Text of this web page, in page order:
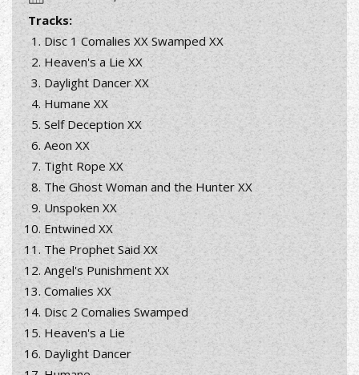
Tracks:
Disc 1 Comalies XX Swamped XX
Heaven's a Lie XX
Daylight Dancer XX
Humane XX
Self Deception XX
Aeon XX
Tight Rope XX
The Ghost Woman and the Hunter XX
Unspoken XX
Entwined XX
The Prophet Said XX
Angel's Punishment XX
Comalies XX
Disc 2 Comalies Swamped
Heaven's a Lie
Daylight Dancer